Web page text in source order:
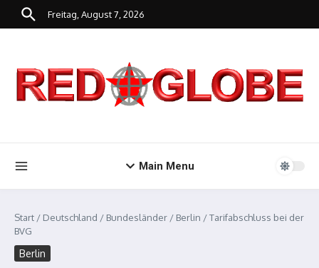
Zum Inhalt springen
Freitag, August 7, 2026
Main Menu
Start / Deutschland / Bundesländer / Berlin /Tarifabschluss bei der
BVG
Berlin